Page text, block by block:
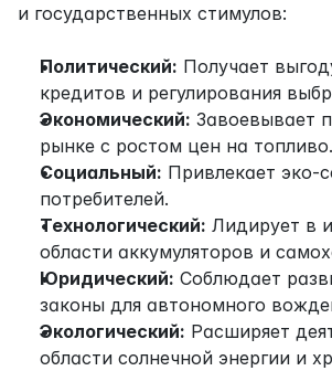
и государственных стимулов:
Политический: Получает
кредитов и регулирования
Экономический: Завоевывает
рынке с ростом цен на топливо.
Социальный: Привлекает эко-
потребителей.
Технологический: Лидирует в
области аккумуляторов и
Юридический: Соблюдает
законы для автономного
Экологический: Расширяет
области солнечной энергии и